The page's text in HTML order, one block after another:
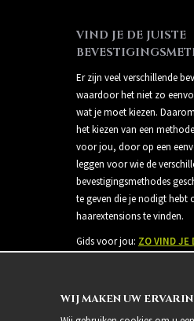
VIND JE DE JUISTE
Er zijn veel verschillende
waardoor het niet zo
wat je moet kiezen.
het kiezen van een
voor jou, door op een
leggen voor wie de
bevestigingsmethodes
te geven die je nodigt hebt
haarextensions te vinden.
Gids voor jou: ZO VIND JE
WIJ MAKEN UW